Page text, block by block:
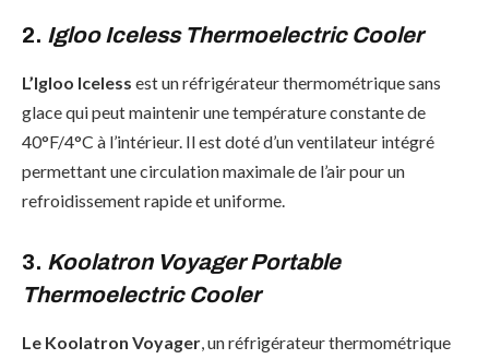
2. Igloo Iceless Thermoelectric Cooler
L’Igloo Iceless est un réfrigérateur thermométrique sans
glace qui peut maintenir une température constante de
40°F/4°C à l’intérieur. Il est doté d’un ventilateur intégré
permettant une circulation maximale de l’air pour un
refroidissement rapide et uniforme.
3. Koolatron Voyager Portable
Thermoelectric Cooler
Le Koolatron Voyager, un réfrigérateur thermométrique